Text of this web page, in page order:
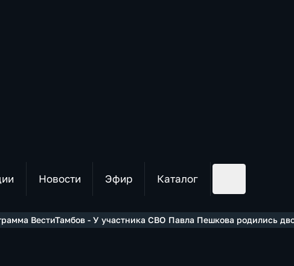
Новости Эфир Каталог
ВестиТамбов - У участника СВО Павла Пешкова родились